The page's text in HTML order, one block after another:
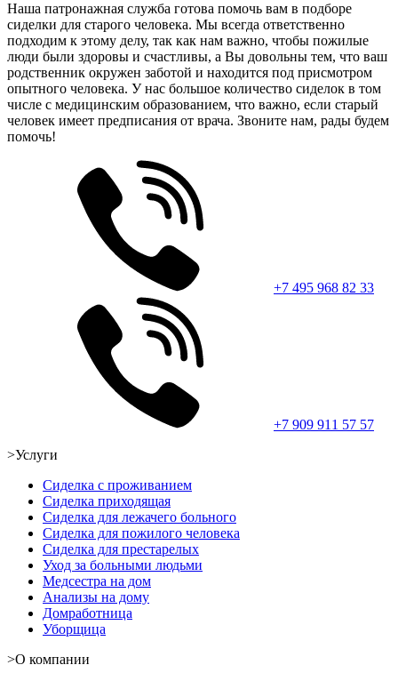
Наша патронажная служба готова помочь вам в подборе
сиделки для старого человека. Мы всегда ответственно
подходим к этому делу, так как нам важно, чтобы пожилые
люди были здоровы и счастливы, а Вы довольны тем, что ваш
родственник окружен заботой и находится под присмотром
опытного человека. У нас большое количество сиделок в том
числе с медицинским образованием, что важно, если старый
человек имеет предписания от врача. Звоните нам, рады будем
помочь!
+7 495 968 82 33
+7 909 911 57 57
>Услуги
Сиделка с проживанием
Сиделка приходящая
Сиделка для лежачего больного
Сиделка для пожилого человека
Сиделка для престарелых
Уход за больными людьми
Медсестра на дом
Анализы на дому
Домработница
Уборщица
>О компании